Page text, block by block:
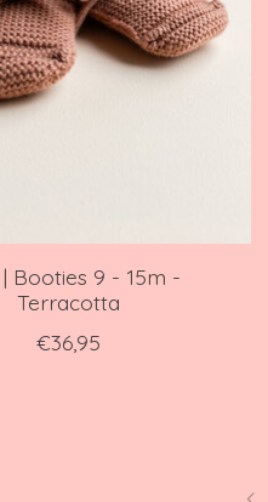
Booties 9 - 15m -
Terracotta
€36,95